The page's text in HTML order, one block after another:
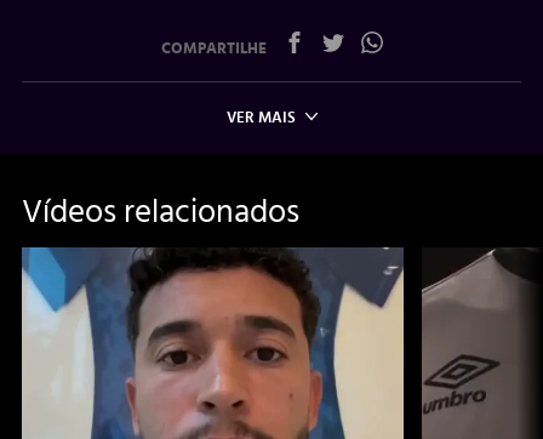
COMPARTILHE
VER MAIS
Vídeos relacionados